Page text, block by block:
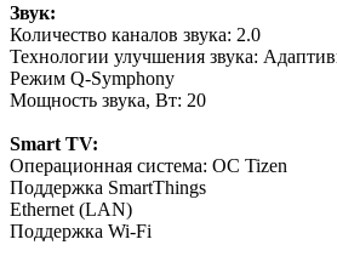
Звук:
Количество каналов звука: 2.0
Технологии улучшения звука:
Режим Q-Symphony
Мощность звука, Вт: 20
Smart TV:
Операционная система: ОС Tizen
Поддержка SmartThings
Ethernet (LAN)
Поддержка Wi-Fi